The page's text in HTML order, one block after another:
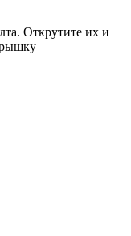
Открутите их и